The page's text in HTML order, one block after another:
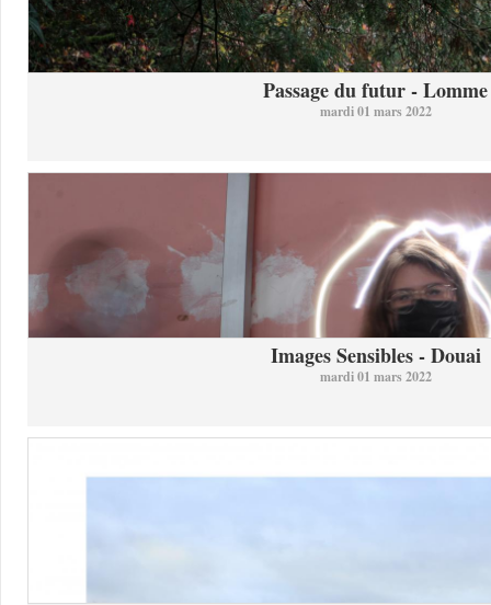
Passage du futur - Lomme
mardi 01 mars 2022
Images Sensibles - Douai
mardi 01 mars 2022